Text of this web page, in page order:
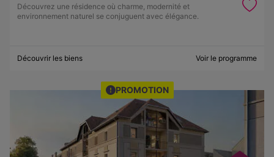
Découvrez une résidence où charme, modernité et
environnement naturel se conjuguent avec élégance.
Découvrir les biens Voir le programme
PROMOTION